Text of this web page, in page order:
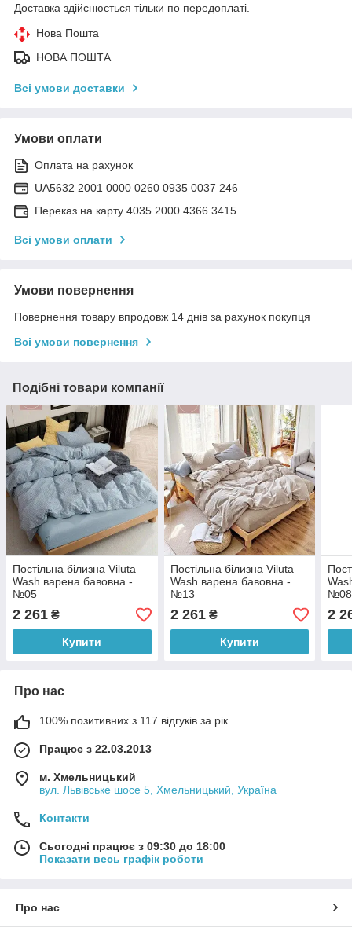
Доставка здійснюється тільки по передоплаті.
Нова Пошта
НОВА ПОШТА
Всі умови доставки
Умови оплати
Оплата на рахунок
UA5632 2001 0000 0260 0935 0037 246
Переказ на карту 4035 2000 4366 3415
Всі умови оплати
Умови повернення
Повернення товару впродовж 14 днів за рахунок покупця
Всі умови повернення
Подібні товари компанії
Постільна білизна Viluta
Wash варена бавовна -
№05
2 261 ₴
Купити
Постільна білизна Viluta
Wash варена бавовна -
№13
2 261₴
Купити
№08
2
Про нас
100% позитивних з 117 відгуків за рік
Працює з 22.03.2013
м. Хмельницький
вул. Львівське шосе 5, Хмельницький, Україна
Контакти
Сьогодні працює з 09:30 до 18:00
Показати весь графік роботи
Про нас